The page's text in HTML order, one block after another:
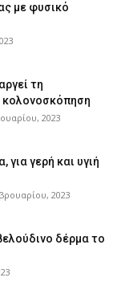
με φυσικό
τη
κολονοσκόπηση
2023
γερή και υγιή
2023
δέρμα το